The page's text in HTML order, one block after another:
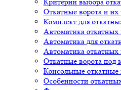
Откатные ворота и их
Комплект для
Автоматика
Автоматика для
Автоматика откатных
Откатные ворота под
Консольные откатные
Особенности